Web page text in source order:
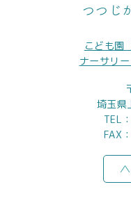
つつじ
こども園
ナーサリ
埼玉
TEL：
FAX